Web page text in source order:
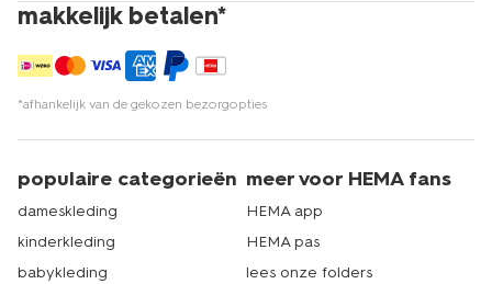
makkelijk betalen*
*afhankelijk van de gekozen bezorgopties
populaire categorieën
dameskleding
kinderkleding
babykleding
meer voor HEMA fans
HEMA app
HEMA pas
lees onze folders